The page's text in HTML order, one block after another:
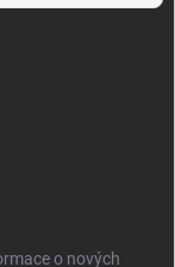
o nových